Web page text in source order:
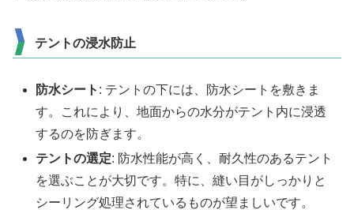
テントの浸水防止
防水シート : テントの下には、防水シートを敷きま
す。これにより、地面からの水分がテント内に浸透
するのを防ぎます。
テントの選定: 防水性能が高く、耐久性のあるテント
を選ぶことが大切です。特に、縫い目がしっかりと
シーリング処理されているものが望ましいです。